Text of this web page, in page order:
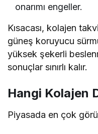
onarımı engeller.
Kısacası, kolajen
güneş koruyucu
yüksek şekerli
sonuçlar sınırlı kalır.
Hangi Kolajen
Piyasada en çok